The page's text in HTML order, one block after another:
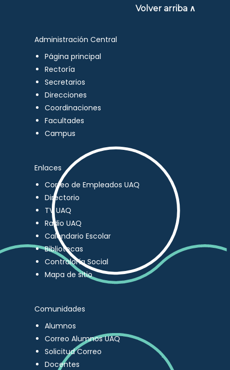
Volver arriba ∧
Administración Central
Página principal
Rectoría
Secretarios
Direcciones
Coordinaciones
Facultades
Campus
Enlaces
Correo de Empleados UAQ
Directorio
TV UAQ
Radio UAQ
Calendario Escolar
Bibliotecas
Contraloría Social
Mapa de sitio
Comunidades
Alumnos
Correo Alumnos UAQ
Solicitud Correo
Docentes